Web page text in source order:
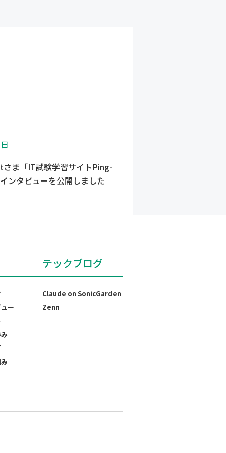
ま「IT試験学習サイトPing-
ンタビューを公開しました
ー
テックブログ
Claude on SonicGarden
Zenn